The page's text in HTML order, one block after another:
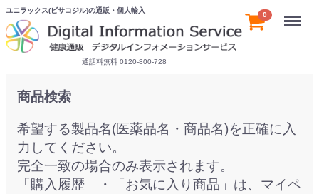
ユニラックス(ビサコジル)の通販・個人輸入
通話料無料 0120-800-728
0 Menu
商品検索
希望する製品名(医薬品名・商品名)を正確に入
力してください。
完全一致の場合のみ表示されます。
「購入履歴」・「お気に入り商品」は、マイペ